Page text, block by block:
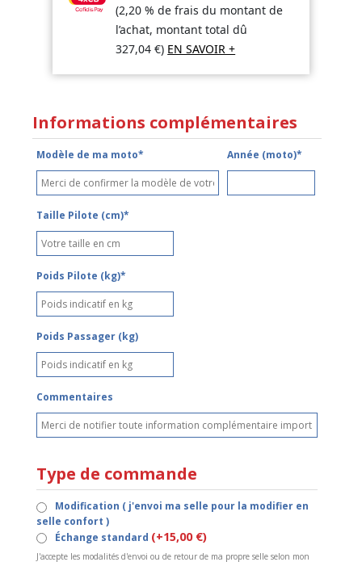
(2,20 % de frais du montant de
l’achat, montant total dû
327,04€) EN SAVOIR +
Informations complémentaires
Modèle de ma moto* Année (moto)*
Taille Pilote (cm)*
Poids Pilote (kg)*
Poids Passager (kg)
Commentaires
Type de commande
Modification ( j'envoi ma selle pour la modifier en
selle confort )
Échange standard (+15,00 €)
J'accepte les modalités d'envoi ou de retour de ma propre selle selon mon